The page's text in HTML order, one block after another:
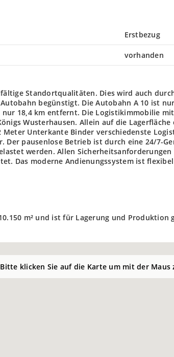
Erstbezug
vorhanden
Standortqualitäten. Dies wird auch
begünstigt. Die Autobahn A 10 ist
18,4 km entfernt. Die Logistikimmobilie mit
Wusterhausen. Allein auf die Lagerfläche
Unterkante Binder verschiedenste
pausenlose Betrieb ist durch eine 24/7-
werden. Allen
Das moderne Andienungssystem ist
m² und ist für Lagerung und Produktion
Bitte klicken Sie auf die Karte um mit der Maus